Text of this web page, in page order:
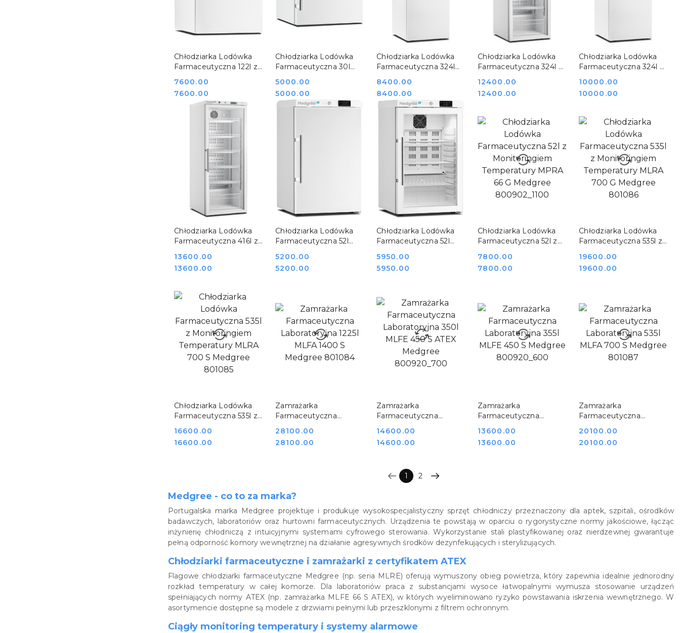
Chłodziarka Lodówka
Farmaceutyczna 122l z
Temperatury MPRA 150
S Medgree
800897_1500
Cena:
7600.00
Cena:
7600.00
DO KOSZYKA
Chłodziarka Lodówka
Farmaceutyczna 30l
Medgree 800899_800
Cena:
5000.00
Cena:
5000.00
DO KOSZYKA
Chłodziarka Lodówka
Farmaceutyczna 324l
S Medgree
800903_1000
Cena:
8400.00
Cena:
8400.00
DO KOSZYKA
Chłodziarka Lodówka
Farmaceutyczna 324l z
Temperatury MPRA 350
G Medgree
Cena:
12400.00
Cena:
12400.00
DO KOSZYKA
Chłodziarka Lodówka
Farmaceutyczna 324l z
Temperatury MPRA 350
S Medgree
Cena:
10000.00
Cena:
10000.00
DO KOSZYKA
Chłodziarka Lodówka
Farmaceutyczna 416l z
Temperatury MPRA 450
G Medgree
Cena:
13600.00
Cena:
13600.00
DO KOSZYKA
Chłodziarka Lodówka
Farmaceutyczna 52l
Medgree 800901_1200
Cena:
5200.00
Cena:
5200.00
DO KOSZYKA
Chłodziarka Lodówka
Farmaceutyczna 52l
G Medgree
800902_1000
Cena:
5950.00
Cena:
5950.00
DO KOSZYKA
Chłodziarka Lodówka
Farmaceutyczna 52l z
Temperatury MPRA 66
G Medgree
Cena:
7800.00
Cena:
7800.00
DO KOSZYKA
Chłodziarka Lodówka
Farmaceutyczna 535l z
Temperatury MLRA 700
G Medgree 801086
Cena:
19600.00
Cena:
19600.00
DO KOSZYKA
Chłodziarka Lodówka
Farmaceutyczna 535l z
Temperatury MLRA 700
S Medgree 801085
Cena:
16600.00
Cena:
16600.00
DO KOSZYKA
Zamrażarka
Farmaceutyczna
MLFA 1400 S Medgree
801084
Cena:
28100.00
Cena:
28100.00
DO KOSZYKA
Zamrażarka
Farmaceutyczna
MLFE 450 S ATEX
Medgree 800920_700
Cena:
14600.00
Cena:
14600.00
DO KOSZYKA
Zamrażarka
Farmaceutyczna
MLFE 450 S Medgree
800920_600
Cena:
13600.00
Cena:
13600.00
DO KOSZYKA
Zamrażarka
Farmaceutyczna
MLFA 700 S Medgree
801087
Cena:
20100.00
Cena:
20100.00
DO KOSZYKA
1 2
Medgree - co to za marka?
Portugalska marka Medgree projektuje i produkuje wysokospecjalistyczny sprzęt chłodniczy przeznaczony dla aptek, szpitali, ośrodków
badawczych, laboratoriów oraz hurtowni farmaceutycznych. Urządzenia te powstają w oparciu o rygorystyczne normy jakościowe, łącząc
inżynierię chłodniczą z intuicyjnymi systemami cyfrowego sterowania. Wykorzystanie stali plastyfikowanej oraz nierdzewnej gwarantuje
pełną odporność komory wewnętrznej na działanie agresywnych środków dezynfekujących i sterylizujących.
Chłodziarki farmaceutyczne i zamrażarki z certyfikatem ATEX
Flagowe chłodziarki farmaceutyczne Medgree (np. seria MLRE) oferują wymuszony obieg powietrza, który zapewnia idealnie jednorodny
rozkład temperatury w całej komorze. Dla laboratoriów praca z substancjami wysoce łatwopalnymi wymusza stosowanie urządzeń
spełniających normy ATEX (np. zamrażarka MLFE 66 S ATEX), w których wyeliminowano ryzyko powstawania iskrzenia wewnętrznego. W
asortymencie dostępne są modele z drzwiami pełnymi lub przeszklonymi z filtrem ochronnym.
Ciągły monitoring temperatury i systemy alarmowe